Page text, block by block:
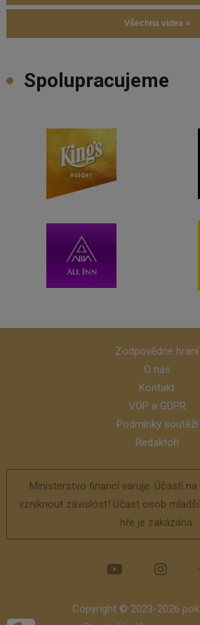
Všechna videa »
Spolupracujeme
Zodpovědné hraní
O nás
Kontakt
VOP a GDPR
Podmínky soutěží
Redaktoři
Ministerstvo financí varuje: Účastí
vzniknout závislost! Účast osob
hře je zakázána.
Copyright © 2023-2026